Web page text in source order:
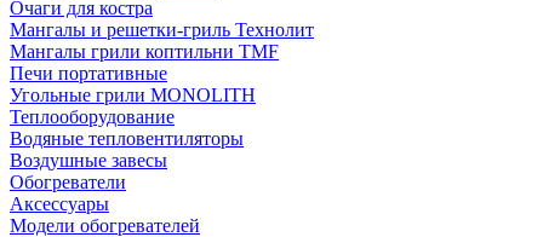
Очаги для костра
Мангалы и решетки-гриль Технолит
Мангалы грили коптильни TMF
Печи портативные
Угольные грили MONOLITH
Теплооборудование
Водяные тепловентиляторы
Воздушные завесы
Обогреватели
Аксессуары
Модели обогревателей